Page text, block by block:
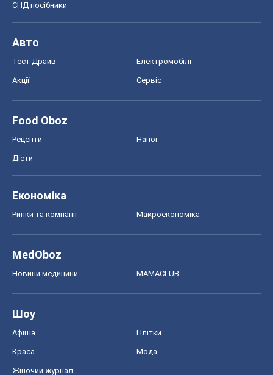
СНД посібники
Авто
Тест Драйв Електромобілі
Акції Сервіс
Food Oboz
Рецепти Напої
Дієти
Економіка
Ринки та компанії Макроекономіка
MedOboz
Новини медицини MAMACLUB
Шоу
Афіша Плітки
Краса Мода
Жіночий журнал